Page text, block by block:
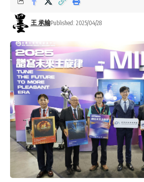
王 承綸Published: 2025/04/28